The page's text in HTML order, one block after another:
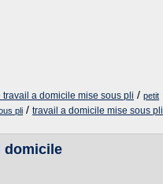
travail a domicile mise sous pli / petit
pli / travail a domicile mise sous pli
domicile